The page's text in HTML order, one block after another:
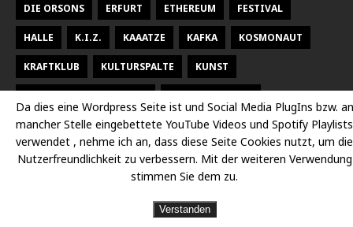
DIE ORSONS ERFURT ETHEREUM FESTIVAL
HALLE K.I.Z. KAAATZE KAFKA KOSMONAUT
KRAFTKLUB KULTURSPALTE KUNST
LARSEN SECHERT LEIPZIG MALEREI MARTERIA
MILKY CHANCE NEUES THEATER HALLE OPER
PETER FOX RADISSON DESSAU
SEEED
Da dies eine Wordpress Seite ist und Social Media PlugIns bzw. an
mancher Stelle eingebettete YouTube Videos und Spotify Playlists
verwendet , nehme ich an, dass diese Seite Cookies nutzt, um die
Nutzerfreundlichkeit zu verbessern. Mit der weiteren Verwendung
stimmen Sie dem zu.
Verstanden